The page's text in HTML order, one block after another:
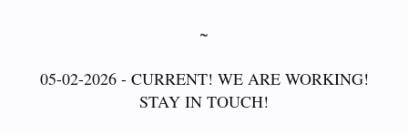
~
05-02-2026 - CURRENT! WE ARE WORKING!
STAY IN TOUCH!